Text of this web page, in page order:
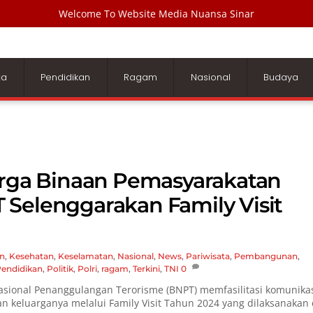
Welcome To Website Media Nuansa Sinar
Pendidikan Ragam Nasional Budaya
Binaan Pemasyarakatan
Selenggarakan Family Visit
, Kesehatan, Keselamatan, Nasional, News, Pariwisata, Pembangunan,
, Politik, Polri, ragam, Terkini, TNI 0
Penanggulangan Terorisme (BNPT) memfasilitasi
keluarganya melalui Family Visit Tahun 2024 yang dilaksanakan